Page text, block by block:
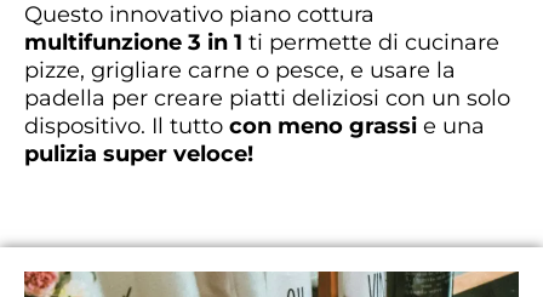
Questo innovativo piano cottura
multifunzione 3 in 1 ti permette di cucinare
pizze, grigliare carne o pesce, e usare la
padella per creare piatti deliziosi con un solo
dispositivo. Il tutto con meno grassi e una
pulizia super veloce!